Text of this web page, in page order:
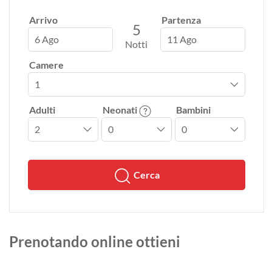
Arrivo
6 Ago
5
Notti
Partenza
11 Ago
Camere
Adulti Neonati Bambini
Cerca
Prenotando online ottieni